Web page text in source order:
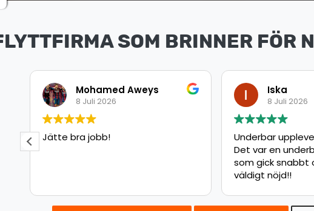
SOM BRINNER FÖR
Iska
8 Juli 2026
Underbar upplevelse
Ahmed
8 Juli 2026
Jätte nöjd med
Rekommenderar